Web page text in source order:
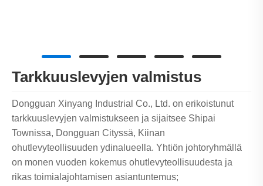
Tarkkuuslevyjen valmistus
Dongguan Xinyang Industrial Co., Ltd. on erikoistunut
tarkkuuslevyjen valmistukseen ja sijaitsee Shipai
Townissa, Dongguan Cityssä, Kiinan
ohutlevyteollisuuden ydinalueella. Yhtiön johtoryhmällä
on monen vuoden kokemus ohutlevyteollisuudesta ja
rikas toimialajohtamisen asiantuntemus;